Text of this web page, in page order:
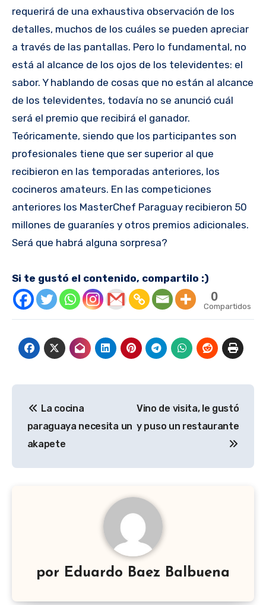
requerirá de una exhaustiva observación de los
detalles, muchos de los cuáles se pueden apreciar
a través de las pantallas. Pero lo fundamental, no
está al alcance de los ojos de los televidentes: el
sabor. Y hablando de cosas que no están al alcance
de los televidentes, todavía no se anunció cuál
será el premio que recibirá el ganador.
Teóricamente, siendo que los participantes son
profesionales tiene que ser superior al que
recibieron en las temporadas anteriores, los
cocineros amateurs. En las competiciones
anteriores los MasterChef Paraguay recibieron 50
millones de guaraníes y otros premios adicionales.
Será que habrá alguna sorpresa?
Si te gustó el contenido, compartilo :)
0
Compartidos
de
entradas
La cocina
paraguaya necesita un
akapete
Vino de visita, le gustó
y puso un restaurante
por Eduardo Baez Balbuena